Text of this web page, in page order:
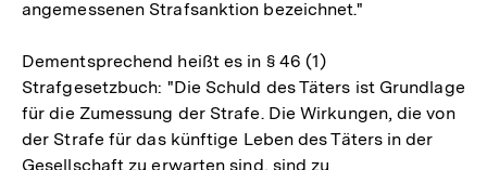
angemessenen Strafsanktion bezeichnet."
Dementsprechend heißt es in § 46 (1)
Strafgesetzbuch: "Die Schuld des Täters ist Grundlage
für die Zumessung der Strafe. Die Wirkungen, die von
der Strafe für das künftige Leben des Täters in der
Gesellschaft zu erwarten sind, sind zu